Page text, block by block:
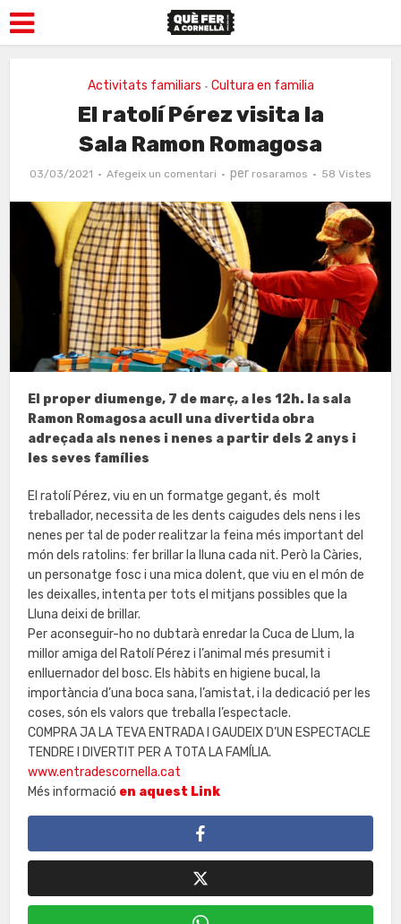
Activitats familiars • Cultura en familia
El ratolí Pérez visita la
Sala Ramon Romagosa
03/03/2021 Afegeix un comentari per rosaramos 58 Vistes
El proper diumenge, 7 de març, a les 12h. la sala
Ramon Romagosa acull una divertida obra
adreçada als nenes i nenes a partir dels 2 anys i
les seves famílies
El ratolí Pérez, viu en un formatge gegant, és molt
treballador, necessita de les dents caigudes dels nens i les
nenes per tal de poder realitzar la feina més important del
món dels ratolins: fer brillar la lluna cada nit. Però la Càries,
un personatge fosc i una mica dolent, que viu en el món de
les deixalles, intenta per tots el mitjans possibles que la
Lluna deixi de brillar.
Per aconseguir-ho no dubtarà enredar la Cuca de Llum, la
millor amiga del Ratolí Pérez i l’animal més presumit i
enlluernador del bosc. Els hàbits en higiene bucal, la
importància d’una boca sana, l’amistat, i la dedicació per les
coses, són els valors que treballa l’espectacle.
COMPRA JA LA TEVA ENTRADA I GAUDEIX D’UN ESPECTACLE
TENDRE I DIVERTIT PER A TOTA LA FAMÍLIA.
www.entradescornella.cat
Més informació en aquest Link